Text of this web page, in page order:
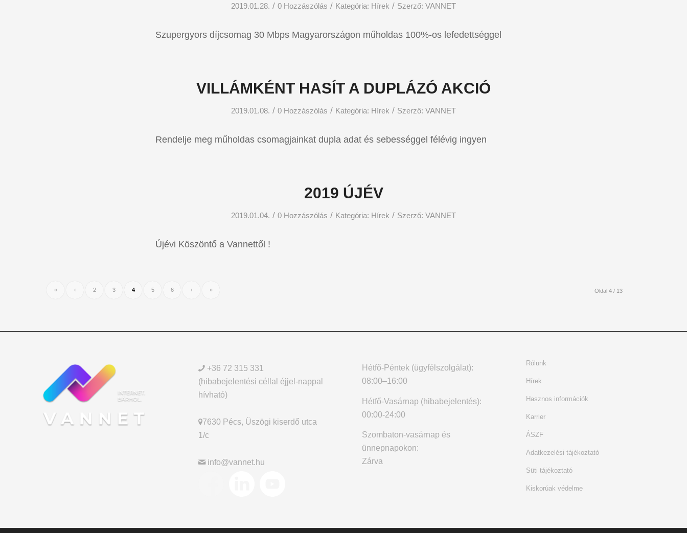
2019.01.28. / 0 Hozzászólás / Kategória: Hírek / Szerző: VANNET
Szupergyors díjcsomag 30 Mbps Magyarországon műholdas 100%-os lefedettséggel
VILLÁMKÉNT HASÍT A DUPLÁZÓ AKCIÓ
2019.01.08. / 0 Hozzászólás / Kategória: Hírek / Szerző: VANNET
Rendelje meg műholdas csomagjainkat dupla adat és sebességgel félévig ingyen
2019 ÚJÉV
2019.01.04. / 0 Hozzászólás / Kategória: Hírek / Szerző: VANNET
Újévi Köszöntő a Vannettől !
Oldal 4 / 13
« ‹ 2 3 4 5 6 › »
+36 72 315 331
(hibabejelentési céllal éjjel-nappal
hívható)
7630 Pécs, Üszögi kiserdő utca
1/c
info@vannet.hu
Hétfő-Péntek (ügyfélszolgálat):
08:00–16:00
Hétfő-Vasárnap (hibabejelentés):
00:00-24:00
Szombaton-vasárnap és
ünnepnapokon:
Zárva
Rólunk
Hírek
Hasznos információk
Karrier
ÁSZF
Adatkezelési tájékoztató
Süti tájékoztató
Kiskorúak védelme